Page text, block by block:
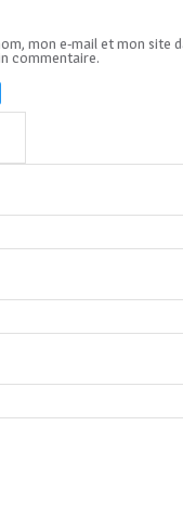
mon e-mail et mon site
commentaire.